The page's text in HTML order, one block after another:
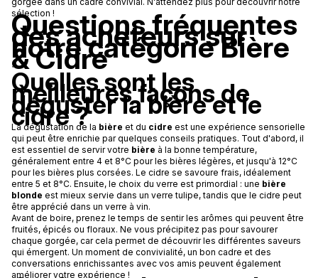
sélection !
Questions fréquentes
des acheteurs sur
notre catégorie Bière
& Cidre
`Quelles sont les
meilleures façons de
déguster la bière et le
cidre ?
La dégustation de la bière et du cidre est une expérience sensorielle
qui peut être enrichie par quelques conseils pratiques. Tout d'abord, il
est essentiel de servir votre bière à la bonne température,
généralement entre 4 et 8°C pour les bières légères, et jusqu'à 12°C
pour les bières plus corsées. Le cidre se savoure frais, idéalement
entre 5 et 8°C. Ensuite, le choix du verre est primordial : une bière
blonde est mieux servie dans un verre tulipe, tandis que le cidre peut
être apprécié dans un verre à vin.
Avant de boire, prenez le temps de sentir les arômes qui peuvent être
fruités, épicés ou floraux. Ne vous précipitez pas pour savourer
chaque gorgée, car cela permet de découvrir les différentes saveurs
qui émergent. Un moment de convivialité, un bon cadre et des
conversations enrichissantes avec vos amis peuvent également
améliorer votre expérience !